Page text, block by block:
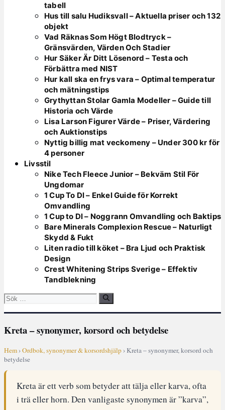
tabell
Hus till salu Hudiksvall – Aktuella priser och 132
objekt
Vad Räknas Som Högt Blodtryck –
Gränsvärden, Värden Och Stadier
Hur Säker Är Ditt Lösenord – Testa och
Förbättra med NIST
Hur kall ska en frys vara – Optimal temperatur
och mätningstips
Grythyttan Stolar Gamla Modeller – Guide till
Historia och Värde
Lisa Larson Figurer Värde – Priser, Värdering
och Auktionstips
Nyttig billig mat veckomeny – Under 300 kr för
4 personer
Livsstil
Nike Tech Fleece Junior – Bekväm Stil För
Ungdomar
1 Cup To Dl – Enkel Guide för Korrekt
Omvandling
1 Cup to Dl – Noggrann Omvandling och Baktips
Bare Minerals Complexion Rescue – Naturligt
Skydd & Fukt
Liten radio till köket – Bra Ljud och Praktisk
Design
Crest Whitening Strips Sverige – Effektiv
Tandblekning
Sök
Kreta – synonymer, korsord och betydelse
Hem›Ordbok, synonymer & korsordshjälp› Kreta – synonymer, korsord och
betydelse
Kreta är ett verb som betyder att tälja eller karva, ofta
i trä eller horn. Den vanligaste synonymen är ”karva”,